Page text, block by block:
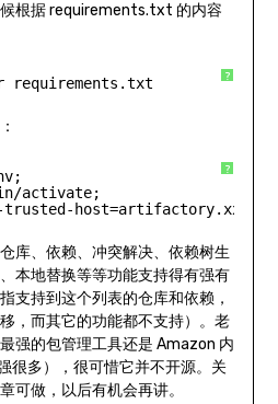
根据 requirements.txt 的内容
?
requirements.txt
?
activate;
trusted-
库、依赖、冲突解决、依赖树生
本地替换等等功能支持得有强有
支持到这个列表的仓库和依赖，
，而其它的功能都不支持）。老
强的包管理工具还是 Amazon 内
很多），很可惜它并不开源。关
可做，以后有机会再讲。